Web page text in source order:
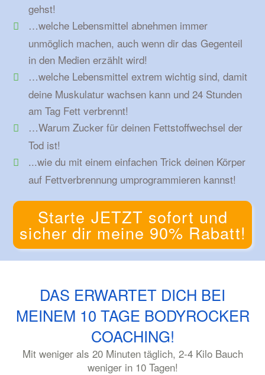
gehst!
…welche Lebensmittel abnehmen immer
unmöglich machen, auch wenn dir das Gegenteil
in den Medien erzählt wird!
…welche Lebensmittel extrem wichtig sind, damit
deine Muskulatur wachsen kann und 24 Stunden
am Tag Fett verbrennt!
…Warum Zucker für deinen Fettstoffwechsel der
Tod ist!
...wie du mit einem einfachen Trick deinen Körper
auf Fettverbrennung umprogrammieren kannst!
Starte JETZT sofort und
sicher dir meine 90% Rabatt!
DAS ERWARTET DICH BEI
MEINEM 10 TAGE BODYROCKER
COACHING!
Mit weniger als 20 Minuten täglich, 2-4 Kilo Bauch
weniger in 10 Tagen!